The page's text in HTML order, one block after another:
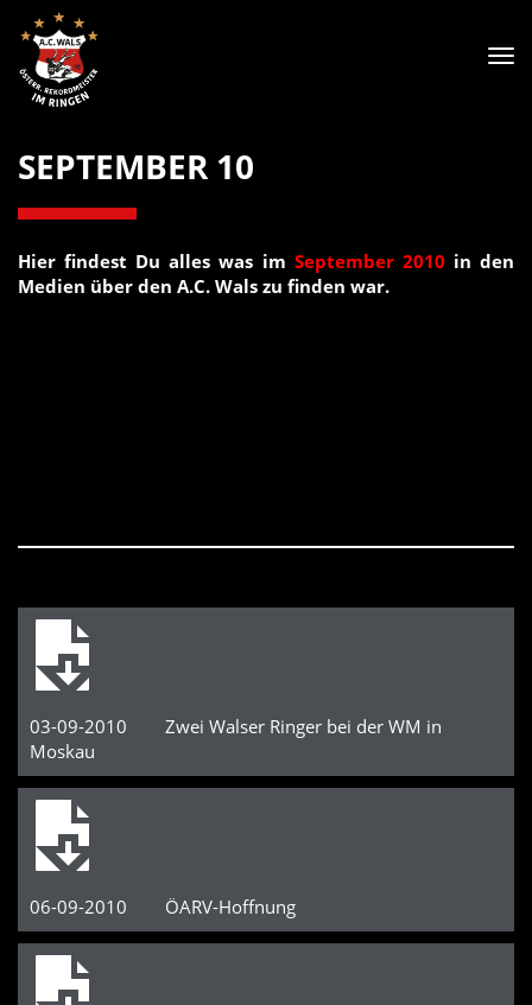
SEPTEMBER 10
Hier findest Du alles was im September 2010 in den
Medien über den A.C. Wals zu finden war.
03-09-2010 Zwei Walser Ringer bei der WM in
Moskau
06-09-2010 ÖARV-Hoffnung